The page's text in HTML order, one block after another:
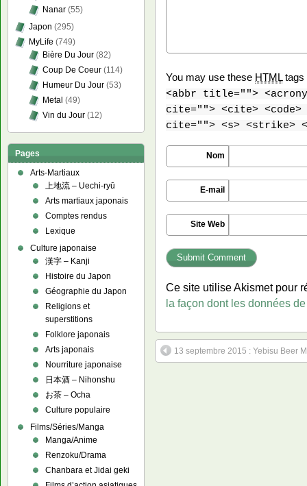
You may use these HTMLtags
<abbr title="">
cite=""> <cite> <code>
cite=""> <s> <strike>
Nom
E-mail
Site Web
Ce site utilise Akismet pour
la façon dont les données
13 septembre 2015 : Yebisu Beer
Nanar (55)
Japon (295)
MyLife (749)
Bière Du Jour (82)
Coup De Coeur (114)
Humeur Du Jour (53)
Metal (49)
Vin du Jour (12)
Pages
Arts-Martiaux
上地流 – Uechi-ryū
Arts martiaux japonais
Comptes rendus
Lexique
Culture japonaise
漢字 – Kanji
Histoire du Japon
Géographie du Japon
Religions et
superstitions
Folklore japonais
Arts japonais
Nourriture japonaise
日本酒 – Nihonshu
お茶 – Ocha
Culture populaire
Films/Séries/Manga
Manga/Anime
Renzoku/Drama
Chanbara et Jidai geki